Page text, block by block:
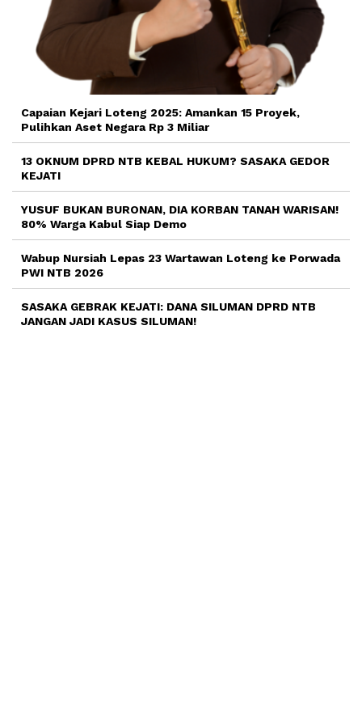
Capaian Kejari Loteng 2025: Amankan 15 Proyek,
Pulihkan Aset Negara Rp 3 Miliar
13 OKNUM DPRD NTB KEBAL HUKUM? SASAKA GEDOR
KEJATI
YUSUF BUKAN BURONAN, DIA KORBAN TANAH WARISAN!
80% Warga Kabul Siap Demo
Wabup Nursiah Lepas 23 Wartawan Loteng ke Porwada
PWI NTB 2026
SASAKA GEBRAK KEJATI: DANA SILUMAN DPRD NTB
JANGAN JADI KASUS SILUMAN!